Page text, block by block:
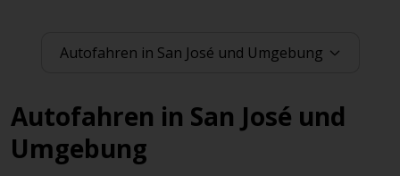
Autofahren in San José und
Umgebung